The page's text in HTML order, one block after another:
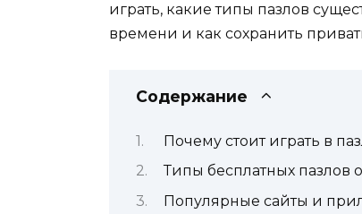
играть, какие типы пазлов
времени и как сохранить
Содержание
Почему стоит играть в
Типы бесплатных пазлов
Популярные сайты и